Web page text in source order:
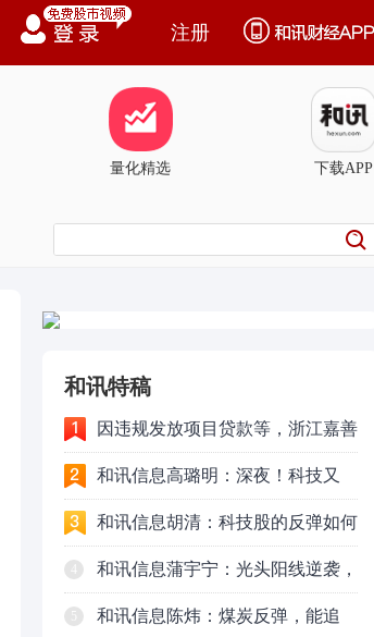
注册
量化精选 下载APP
和讯特稿
因违规发放项目贷款等，浙江嘉善
农村商业银行股份有限公司被罚款
230万元
和讯信息高璐明：深夜！科技又
跌！今天会跌吗？
和讯信息胡清：科技股的反弹如何
对待？
和讯信息蒲宇宁：光头阳线逆袭，
新主线已浮现？周五大盘怎么走？
5 和讯信息陈炜：煤炭反弹，能追